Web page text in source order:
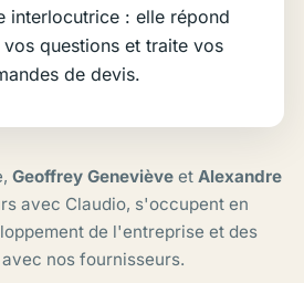
interlocutrice : elle répond
questions et traite vos
de devis.
Geoffrey Genevièveet Alexandre
avec Claudio, s'occupent en
de l'entreprise et des
nos fournisseurs.